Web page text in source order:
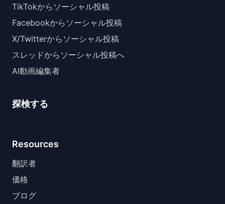
TikTokからソーシャル投稿
Facebookからソーシャル投稿
X/Twitterからソーシャル投稿
スレッドからソーシャル投稿へ
AI動画編集者
探検する
Resources
翻訳者
価格
ブログ